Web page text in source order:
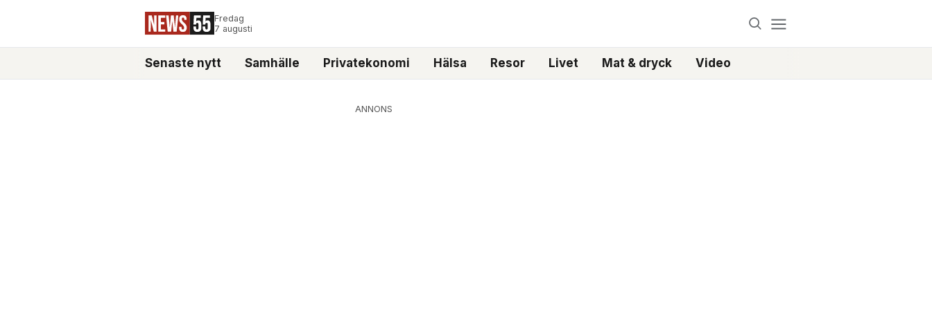
Fredag
7 augusti
Senaste nytt Samhälle Privatekonomi Hälsa Resor Livet Mat & dryck Video
ANNONS